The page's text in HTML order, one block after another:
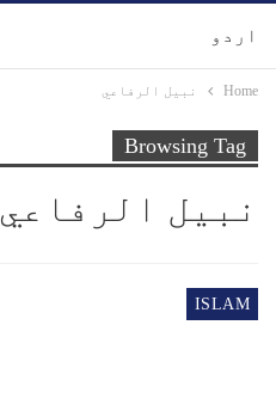
اردو
Home نبيل الرفاعي
Browsing Tag
نبيل الرفاعي
ISLAM